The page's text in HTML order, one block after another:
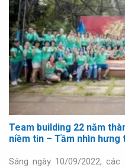
Team building 22 năm
niềm tin – Tầm nhìn hưng
Sáng ngày 10/09/2022,